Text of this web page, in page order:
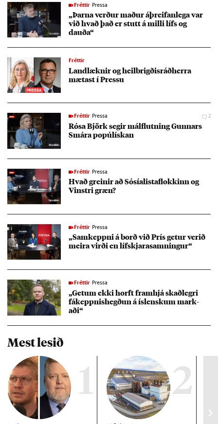
Fréttir Pressa
„Þarna verð­ur mað­ur áþreif­an­lega var
við hvað það er stutt á milli lífs og
dauða“
Fréttir
Land­lækn­ir og heil­brigð­is­ráð­herra
mæt­ast í Pressu
Fréttir Pressa 2
Rósa Björk seg­ir mál­flutn­ing Gunn­ars
Smára po­púlí­sk­an
Fréttir Pressa
Hvað grein­ir að Sósí­al­ista­flokk­inn og
Vinstri græn?
Fréttir Pressa
„Sam­keppni á borð við Prís get­ur ver­ið
meira virði en lífs­kjara­samn­ing­ur“
Fréttir Pressa
„Get­um ekki horft fram­hjá skað­legri
fákeppn­is­hegð­un á ís­lensk­um mark­
aði“
Mest lesið
1 2